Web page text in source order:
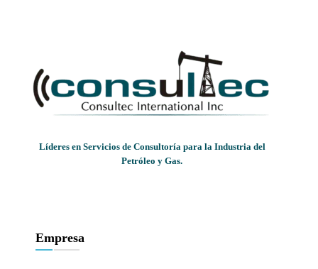
Líderes en Servicios de Consultoría para la Industria del
Petróleo y Gas.
Empresa